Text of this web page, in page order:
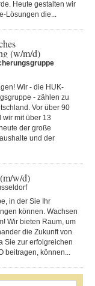
Heute gestalten wir
Lösungen die...
(w/m/d)
Wir - die HUK-
- zählen zu
Vor über 90
wir mit über 13
der große
und der
w/d)
in der Sie Ihr
können. Wachsen
Wir bieten Raum, um
die Zukunft von
Sie zur erfolgreichen
beitragen, können...